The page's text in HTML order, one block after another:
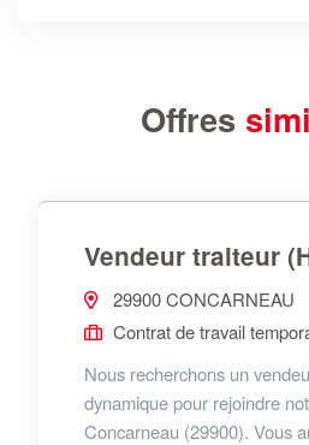
Offres
Vendeur traiteur
29900 CONCARNEAU
Contrat de travail
Nous recherchons un
dynamique pour rejoindre
Concarneau (29900). Vous